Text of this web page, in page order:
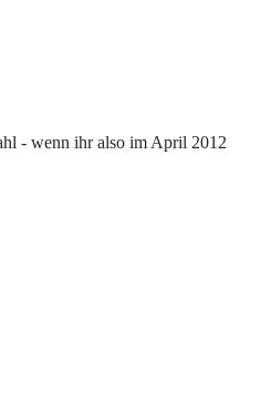
- wenn ihr also im April 2012